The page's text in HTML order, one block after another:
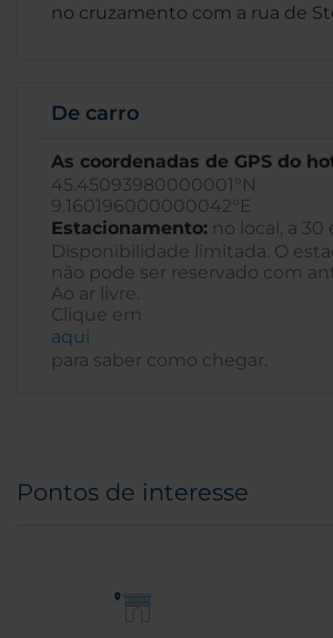
no cruzamento com a rua de
De carro
As coordenadas de GPS do
45.45093980000001°N
9.160196000000042°E
Estacionamento: no local, a 30
Disponibilidade limitada. O
não pode ser reservado com
Ao ar livre.
Clique em
aqui
para saber como chegar.
Pontos de interesse